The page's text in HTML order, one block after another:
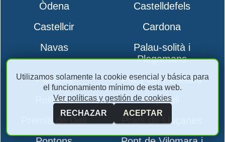
Òdena
Castelldefels
Castellcir
Cardona
Navas
Palau-solità i
Plegamans
Palafolls
Pacs del Penedès
Rellinars
Rajadell
Premià de Dalt
Prats de Lluçanès
Utilizamos solamente la cookie esencial y básica para
el funcionamiento mínimo de esta web.
Ver políticas y gestión de cookies
RECHAZAR
ACEPTAR